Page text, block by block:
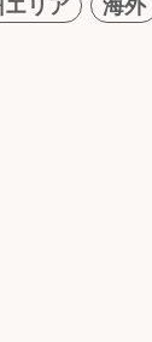
エリア 海外